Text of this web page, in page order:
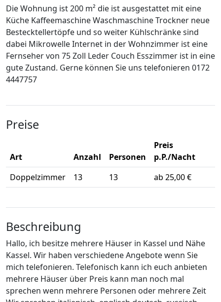
Die Wohnung ist 200 m² die ist ausgestattet mit eine
Küche Kaffeemaschine Waschmaschine Trockner neue
Bestecktellertöpfe und so weiter Kühlschränke sind
dabei Mikrowelle Internet in der Wohnzimmer ist eine
Fernseher von 75 Zoll Leder Couch Esszimmer ist in eine
gute Zustand. Gerne können Sie uns telefonieren 0172
4447757
Preise
Art Anzahl Personen
Preis
p.P./Nacht
Doppelzimmer
13 13 ab 25,00 €
Beschreibung
Hallo, ich besitze mehrere Häuser in Kassel und Nähe
Kassel. Wir haben verschiedene Angebote wenn Sie
mich telefonieren. Telefonisch kann ich euch anbieten
mehrere Häuser über Preis kann man noch mal
sprechen wenn mehrere Personen oder mehrere Zeit